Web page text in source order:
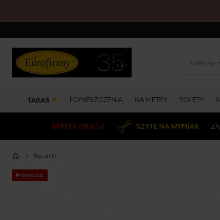
TARAS ☀ POMIESZCZENIA NA METRY ROLETY
STREFA OKAZJI SZYTE NA WYMIAR
Ręczniki
Promocja